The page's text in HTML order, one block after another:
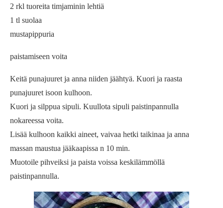
2 rkl tuoreita timjaminin lehtiä
1 tl suolaa
mustapippuria
paistamiseen voita
Keitä punajuuret ja anna niiden jäähtyä. Kuori ja raasta
punajuuret isoon kulhoon.
Kuori ja silppua sipuli. Kuullota sipuli paistinpannulla
nokareessa voita.
Lisää kulhoon kaikki aineet, vaivaa hetki taikinaa ja anna
massan maustua jääkaapissa n 10 min.
Muotoile pihveiksi ja paista voissa keskilämmöllä
paistinpannulla.